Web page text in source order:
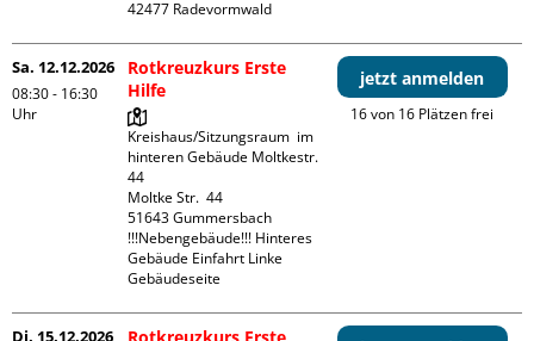
Sa. 12.12.2026
08:30 - 16:30
Uhr
Rotkreuzkurs Erste
Hilfe
Kreishaus/Sitzungsraum  im
hinteren Gebäude Moltkestr.
44
Moltke Str.  44
51643 Gummersbach
!!!Nebengebäude!!! Hinteres
Gebäude Einfahrt Linke
Gebäudeseite
jetzt anmelden
16 von 16 Plätzen frei
Di. 15.12.2026